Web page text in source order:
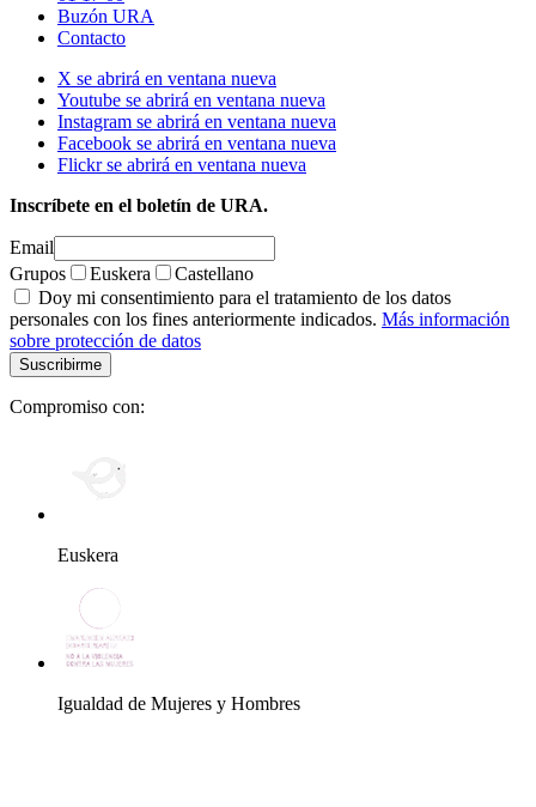
Buzón URA
Contacto
X se abrirá en ventana nueva
Youtube se abrirá en ventana nueva
Instagram se abrirá en ventana nueva
Facebook se abrirá en ventana nueva
Flickr se abrirá en ventana nueva
Inscríbete en el boletín de URA.
Email
Grupos
Euskera
Castellano
Doy mi consentimiento para el tratamiento de los datos
personales con los fines anteriormente indicados. Más información
sobre protección de datos
Compromiso con:
Euskera
Igualdad de Mujeres y Hombres